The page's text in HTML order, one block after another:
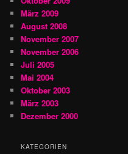
März 2009
August 2008
November 2007
November 2006
Juli 2005
Mai 2004
Oktober 2003
März 2003
Dezember 2000
KATEGORIEN